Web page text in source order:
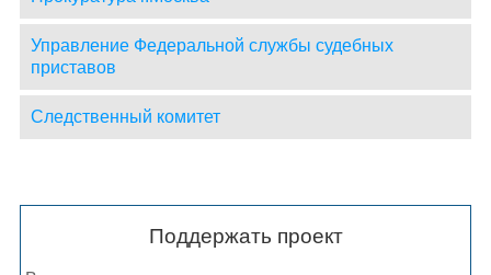
Управление Федеральной службы судебных
приставов
Следственный комитет
Поддержать проект